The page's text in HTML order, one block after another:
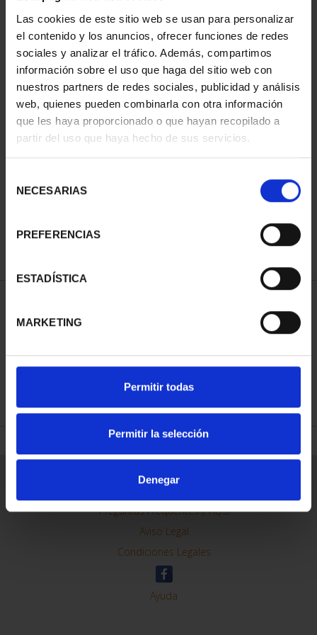
Las cookies de este sitio web se usan para personalizar
el contenido y los anuncios, ofrecer funciones de redes
sociales y analizar el tráfico. Además, compartimos
información sobre el uso que haga del sitio web con
nuestros partners de redes sociales, publicidad y análisis
web, quienes pueden combinarla con otra información
que les haya proporcionado o que hayan recopilado a
partir del uso que haya hecho de sus servicios.
NECESARIAS
PREFERENCIAS
ESTADÍSTICA
MARKETING
Permitir todas
Permitir la selección
Denegar
XIII SERIE
IBEROAMERICANA -
73,00 €
REFINAR
Información General
Contacto
Preguntas Frequentes (FAQs)
Aviso Legal
Condiciones Legales
Ayuda